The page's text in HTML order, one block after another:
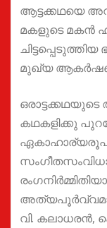
ആട്ടക്കഥയെ
മകളുടെ മകൻ
മുഖ്യ
കഥകളിക്കു
വി. കലാധരൻ,